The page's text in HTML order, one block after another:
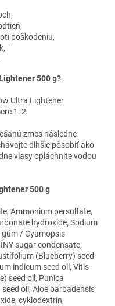
poškodeniu,
500 g?
Ultra Lightener
1: 2
zmes následne
dlhšie pôsobiť ako
vlasy opláchnite vodou
500 g
Ammonium persulfate,
hydroxide, Sodium
/ Cyamopsis
sugar condensate,
(Blueberry) seed
indicum seed oil, Vitis
seed oil, Punica
oil, Aloe barbadensis
cyklodextrín,